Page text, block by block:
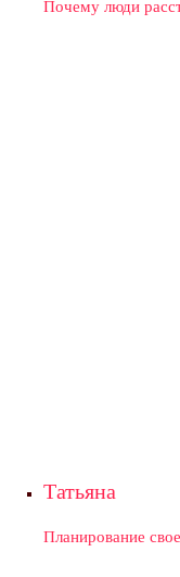
Почему люди
Татьяна
Планирование